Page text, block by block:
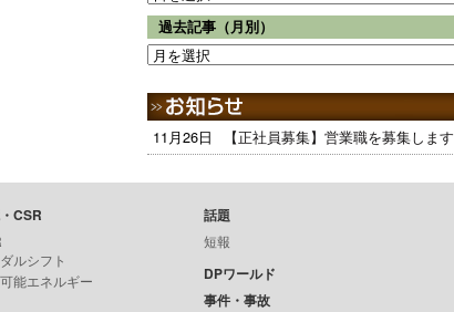
過去記事（月別）
11月26日 【正社員募集】営業職を募集します
CSR
ルシフト
能エネルギー
話題
短報
DPワールド
事件・事故